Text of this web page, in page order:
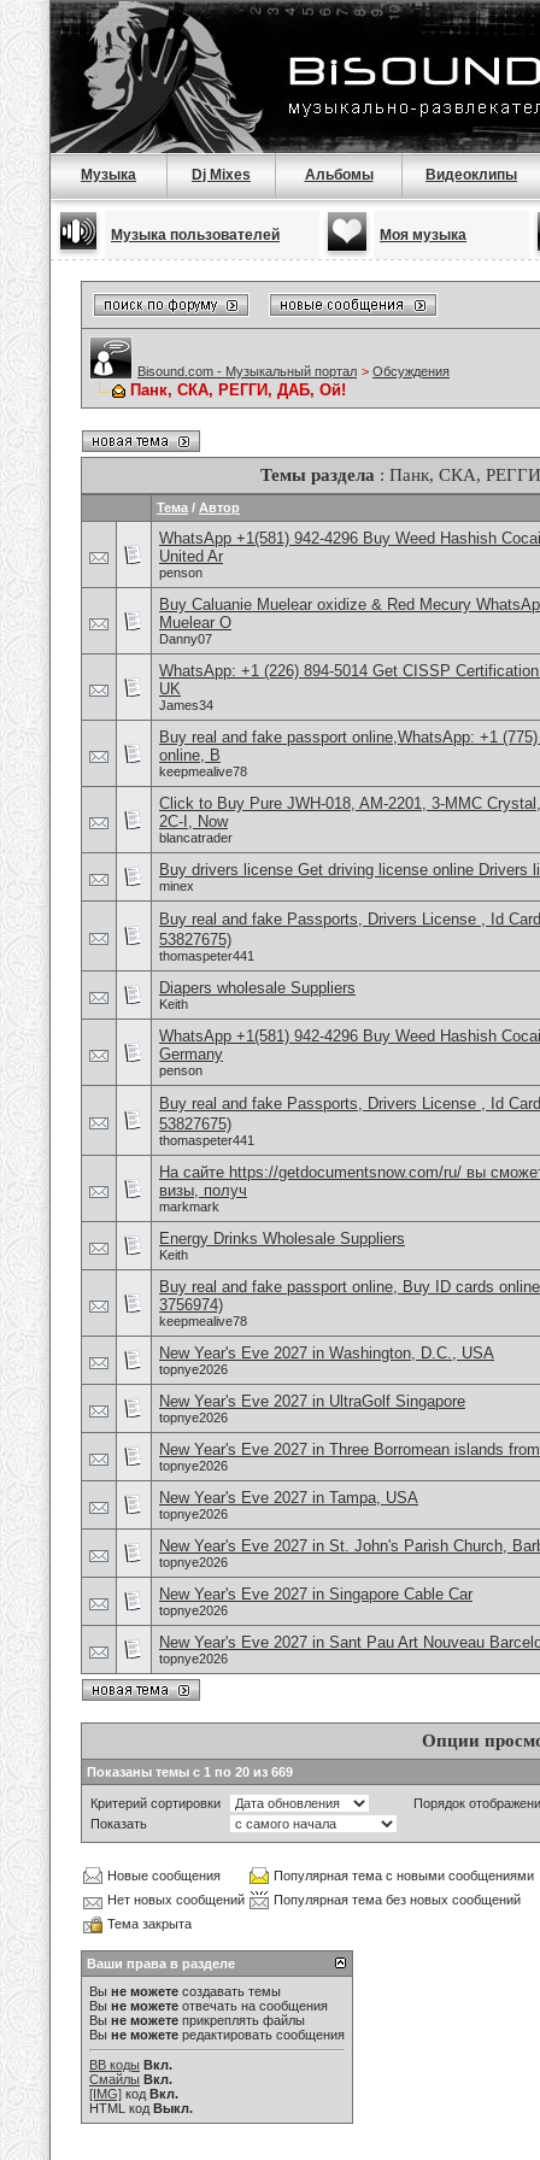
Музыка Dj Mixes Альбомы Видеоклипы
Музыка пользователей Моя музыка
Bisound.com - Музыкальный портал > Обсуждения
Панк, СКА, РЕГГИ, ДАБ, Ой!
Темы раздела : Панк, СКА,
Тема / Автор
WhatsApp +1(581) 942-4296 Buy Weed Hashish
United Ar
penson
Buy Caluanie Muelear oxidize & Red Mecury
Muelear O
Danny07
WhatsApp: +1 (226) 894-5014​ Get CISSP
UK
James34
Buy real and fake passport online,WhatsApp: +1
online, B
keepmealive78
Click to Buy Pure JWH-018, AM-2201, 3-MMC
2C-I, Now
blancatrader
Buy drivers license Get driving license online Drivers
minex
Buy real and fake Passports, Drivers License , Id
53827675)
thomaspeter441
Diapers wholesale Suppliers
Keith
WhatsApp +1(581) 942-4296 Buy Weed Hashish
Germany
penson
Buy real and fake Passports, Drivers License , Id
53827675)
thomaspeter441
На сайте https://getdocumentsnow.com/ru/ вы
визы, получ
markmark
Energy Drinks Wholesale Suppliers
Keith
Buy real and fake passport online, Buy ID cards
3756974)
keepmealive78
New Year's Eve 2027 in Washington, D.C., USA
topnye2026
New Year's Eve 2027 in UltraGolf Singapore
topnye2026
New Year's Eve 2027 in Three Borromean islands
topnye2026
New Year's Eve 2027 in Tampa, USA
topnye2026
New Year's Eve 2027 in St. John's Parish Church,
topnye2026
New Year's Eve 2027 in Singapore Cable Car
topnye2026
New Year's Eve 2027 in Sant Pau Art Nouveau
topnye2026
Опции
Показаны темы с 1 по 20 из 669
Критерий сортировки
Порядок
Показать
Новые сообщения
Популярная тема с новыми сообщениями
Нет новых сообщений
Популярная тема без новых сообщений
Тема закрыта
Ваши права в разделе
Вы не можете создавать темы
Вы не можете отвечать на сообщения
Вы не можете прикреплять файлы
Вы не можете редактировать сообщения
BB коды Вкл.
Смайлы Вкл.
[IMG] код Вкл.
HTML код Выкл.